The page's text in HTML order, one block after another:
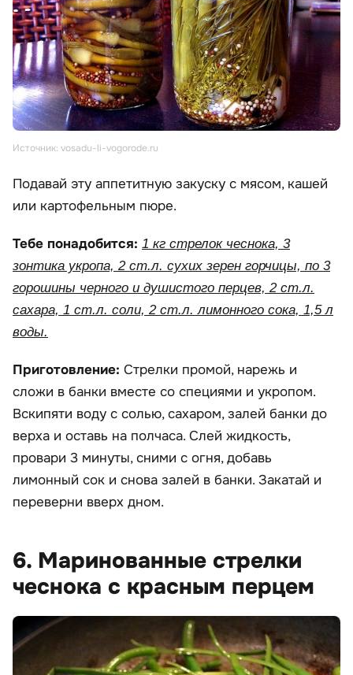
Источник: vosadu-li-vogorode.ru
Подавай эту аппетитную закуску с мясом, кашей
или картофельным пюре.
Тебе понадобится: 1 кг стрелок чеснока, 3
зонтика укропа, 2 ст.л. сухих зерен горчицы, по 3
горошины черного и душистого перцев, 2 ст.л.
сахара, 1 ст.л. соли, 2 ст.л. лимонного сока, 1,5 л
воды.
Приготовление: Стрелки промой, нарежь и
сложи в банки вместе со специями и укропом.
Вскипяти воду с солью, сахаром, залей банки до
верха и оставь на полчаса. Слей жидкость,
провари 3 минуты, сними с огня, добавь
лимонный сок и снова залей в банки. Закатай и
переверни вверх дном.
6. Маринованные стрелки
чеснока с красным перцем